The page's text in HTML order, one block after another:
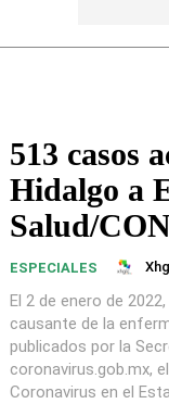
513 casos
Hidalgo a
Salud/
ESPECIALES
El 2 de enero de
causante de la
publicados por la
coronavirus.gob.mx,
Coronavirus en el